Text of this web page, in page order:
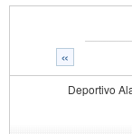
«
Deportivo